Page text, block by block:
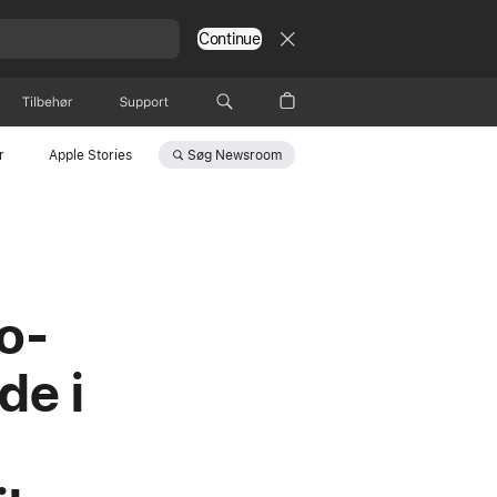
Continue
Tilbehør Support
Apple Stories Søg Newsroom
i